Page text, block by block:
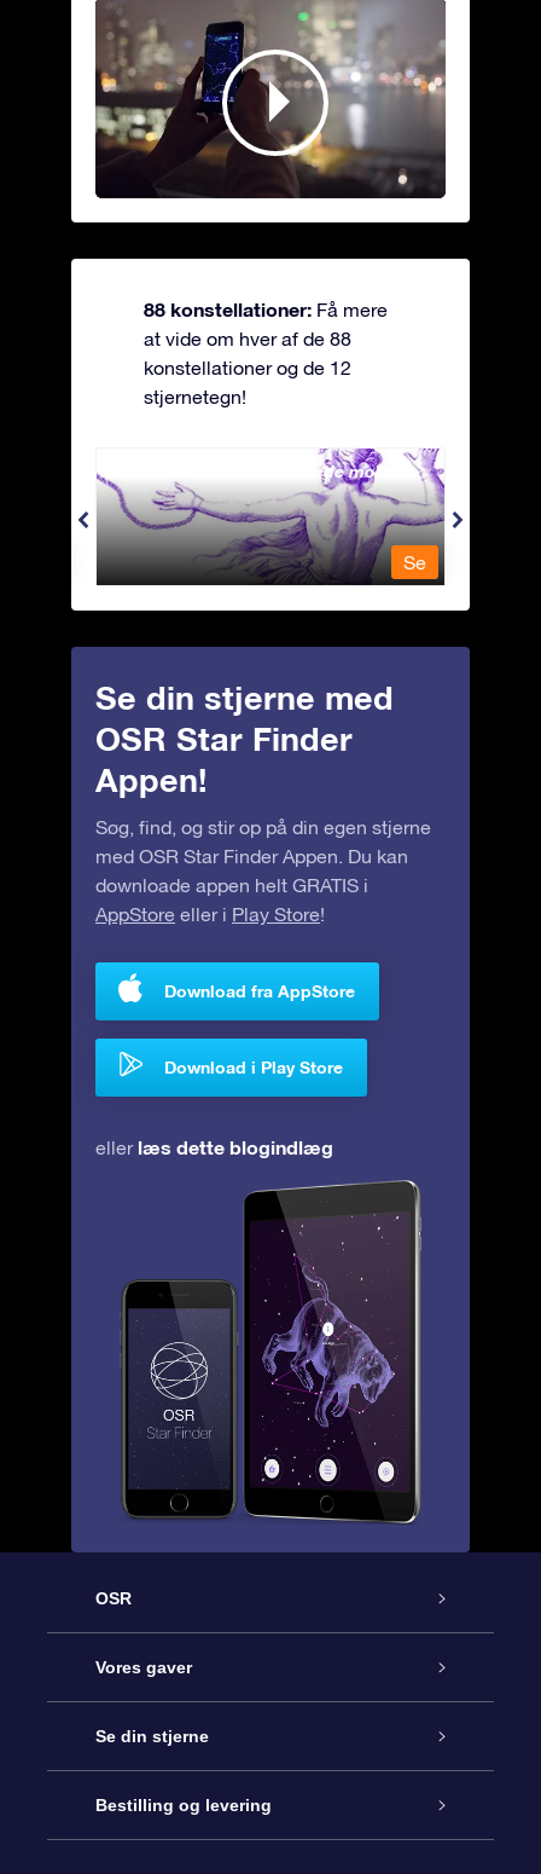
88 konstellationer: Få mere
at vide om hver af de 88
konstellationer og de 12
stjernetegn!
Andromeda - Den lænkede mø
Se
Se din stjerne med
OSR Star Finder
Appen!
Søg, find, og stir op på din egen stjerne
med OSR Star Finder Appen. Du kan
downloade appen helt GRATIS i
AppStore eller i Play Store!
Download fra AppStore
Download i Play Store
eller læs dette blogindlæg
OSR
Kundeservice
Kontakt os
Bloggen
Vores gaver
Online Stjernegave
OSR Gavepakke
Se din stjerne
Star Register
Bestilling og levering